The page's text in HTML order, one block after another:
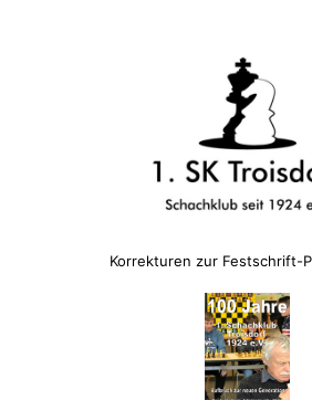
Korrekturen zur Festschrift-